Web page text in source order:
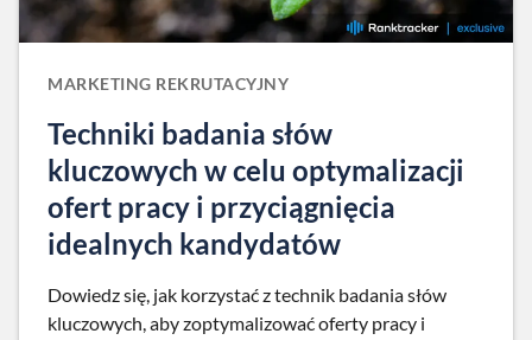
MARKETING REKRUTACYJNY
Techniki badania słów
kluczowych w celu optymalizacji
ofert pracy i przyciągnięcia
idealnych kandydatów
Dowiedz się, jak korzystać z technik badania słów
kluczowych, aby zoptymalizować oferty pracy i